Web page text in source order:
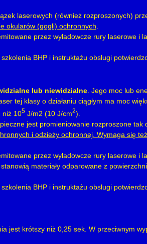
laserowych (również rozproszonych)
okularów (gogli) ochronnych
przez wyładowcze rury laserowe i
BHP i instruktażu obsługi
lub niewidzialne . Jego moc lub
tej klasy o działaniu ciągłym ma moc
niż 105 J/m2 (10 J/cm2).
jest promieniowanie rozproszone tak
i odzieży ochronnej. Wymaga się
przez wyładowcze rury laserowe i
materiały odparowane z
BHP i instruktażu obsługi
jest krótszy niż 0,25 sek. W przeciwnym